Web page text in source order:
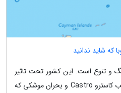
شاید ندانید
و تنوع است. این کشور تحت تاثیر
جنگهای اسپانیایی-آمریکایی، انقلاب کاسترو Castro و بحران موشکی که